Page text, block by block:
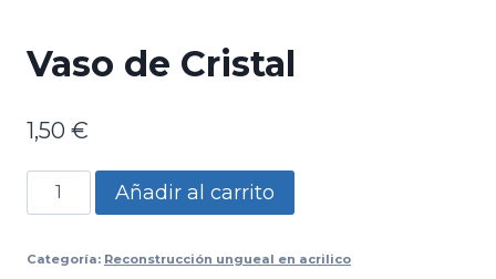
Vaso de Cristal
1,50 €
Vaso
de
cantidad
Añadir al carrito
Categoría: Reconstrucción ungueal en acrilico